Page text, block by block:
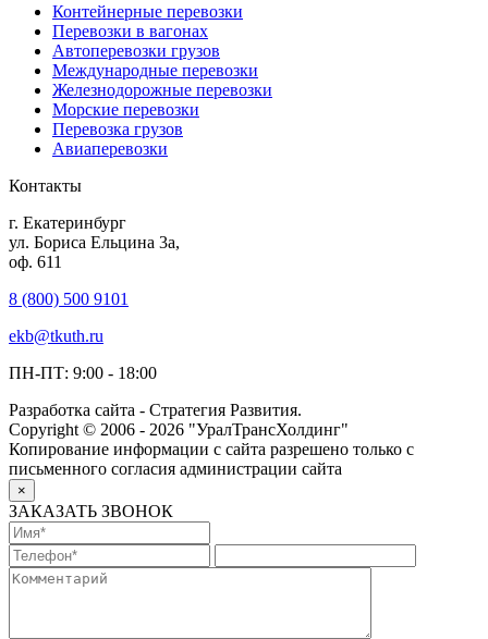
Контейнерные перевозки
Перевозки в вагонах
Автоперевозки грузов
Международные перевозки
Железнодорожные перевозки
Морские перевозки
Перевозка грузов
Авиаперевозки
Контакты
г. Екатеринбург
ул. Бориса Ельцина 3а,
оф. 611
8 (800) 500 9101
ekb@tkuth.ru
ПН-ПТ: 9:00 - 18:00
Разработка сайта - Стратегия Развития.
Copyright © 2006 - 2026 "УралТрансХолдинг"
Копирование информации с сайта разрешено только с
письменного согласия администрации сайта
×
ЗАКАЗАТЬ ЗВОНОК